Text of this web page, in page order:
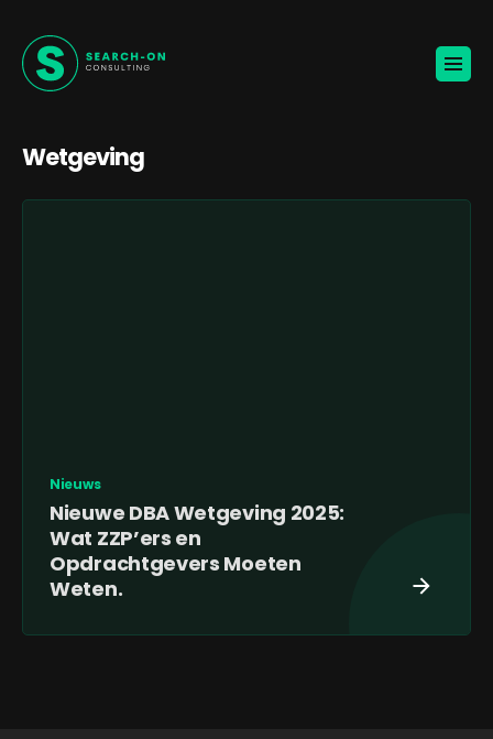
Voor werkgevers
Vacatures
Contact
Wetgeving
Nieuws
Nieuwe DBA Wetgeving 2025:
Wat ZZP’ers en
Opdrachtgevers Moeten
Weten.